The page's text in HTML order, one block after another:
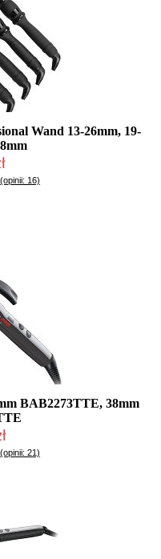
Wand 13-26mm, 19-
w 24h)
16)
BAB2273TTE, 38mm
w 24h)
21)